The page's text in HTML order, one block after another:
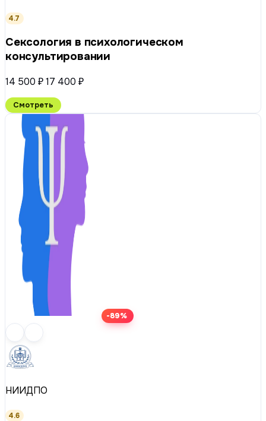
4.7
Сексология в психологическом
консультировании
14 500 ₽17 400 ₽
Смотреть
-89%
НИИДПО
4.6